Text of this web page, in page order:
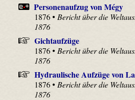
Personenaufzug von Mégy
1876 • Bericht über die
1876
Gichtaufzüge
1876 • Bericht über die
1876
Hydraulische Aufzüge von
1876 • Bericht über die
1876